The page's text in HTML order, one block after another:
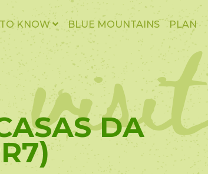
TO KNOW BLUE MOUNTAINS PLAN
DA